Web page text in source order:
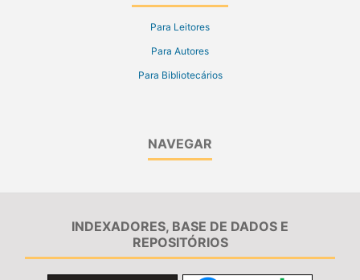
Para Leitores
Para Autores
Para Bibliotecários
NAVEGAR
INDEXADORES, BASE DE DADOS E
REPOSITÓRIOS